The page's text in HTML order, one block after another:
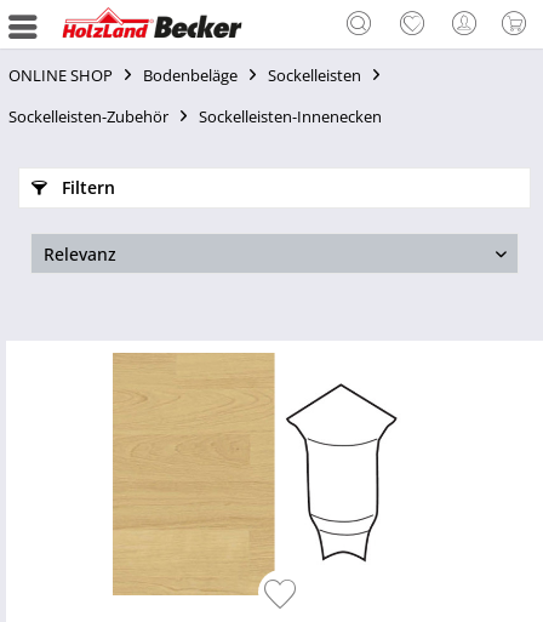
ONLINE SHOP Bodenbeläge
Sockelleisten
Sockelleisten-Zubehör
Sockelleisten-Innenecken
Filtern